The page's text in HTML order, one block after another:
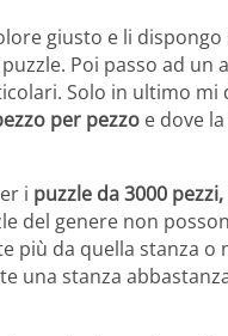
giusto e li
Poi passo ad un
Solo in ultimo mi
per pezzo e dove la
i puzzle da 3000
del genere non
più da quella stanza
una stanza